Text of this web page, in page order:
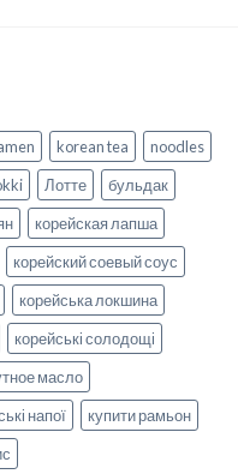
korean tea
noodles
Лотте
бульдак
корейская лапша
корейский соевый соус
корейська локшина
корейські солодощі
масло
напої
купити рамьон